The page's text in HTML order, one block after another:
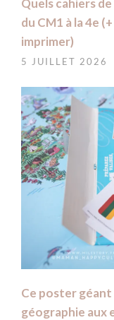
Quels cahiers
du CM1 à la 4e
imprimer)
5 JUILLET 2026
Ce poster
géographie aux